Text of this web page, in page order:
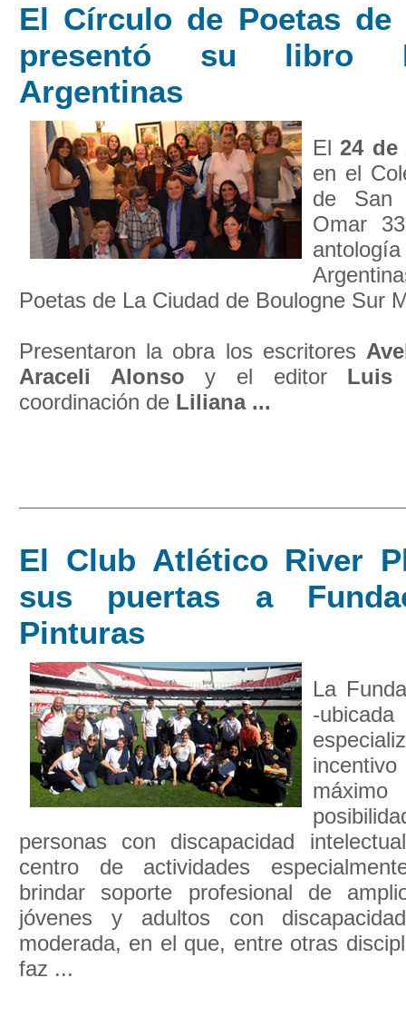
El Círculo de Poetas de
presentó su libro
Argentinas
El24 de
en el
de San
Omar
Poetas de La Ciudad de Boulogne Sur
Presentaron la obra los escritores
Araceli Alonso y el editor Luis
coordinación de Liliana ...
El Club Atlético River
sus puertas a
Pinturas
La
-
personas con discapacidad
centro de actividades
brindar soporte profesional de
jóvenes y adultos con
moderada, en el que, entre otras
faz ...